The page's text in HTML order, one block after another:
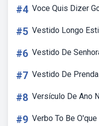
#4 Voce Quis Dizer
#5 Vestido Longo
#6 Vestido De
#7 Vestido De
#8 Versículo De Ano
#9 Verbo To Be O'que